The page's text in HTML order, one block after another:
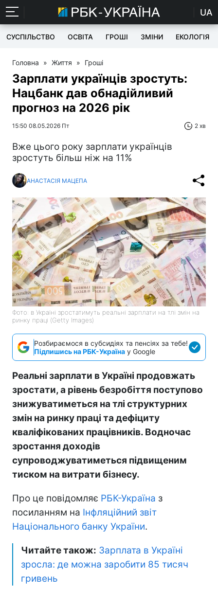
UA
СУСПІЛЬСТВО ОСВІТА ГРОШІ ЗМІНИ ЕКОЛОГІЯ
Головна » Життя » Гроші
Зарплати українців зростуть:
Нацбанк дав обнадійливий
прогноз на 2026 рік
15:50 08.05.2026 Пт 2 хв
Вже цього року зарплати українців
зростуть більш ніж на 11%
АНАСТАСІЯ МАЦЕПА
Фото: в Україні зростатимуть реальні зарплати на тлі змін на
ринку праці (Getty Images)
Розбираємося в субсидіях та пенсіях за тебе!
Підпишись на РБК-Україна у Google
Реальні зарплати в Україні продовжать
зростати, а рівень безробіття поступово
знижуватиметься на тлі структурних
змін на ринку праці та дефіциту
кваліфікованих працівників. Водночас
зростання доходів
супроводжуватиметься підвищеним
тиском на витрати бізнесу.
Про це повідомляє РБК-Україна з
посиланням на Інфляційний звіт
Національного банку України.
Читайте також: Зарплата в Україні
зросла: де можна заробити 85 тисяч
гривень